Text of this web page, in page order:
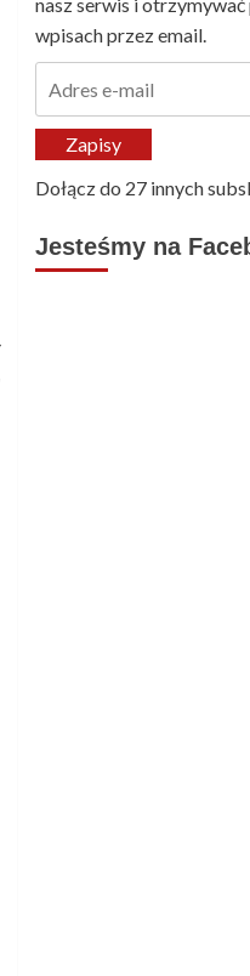
wpisach przez email.
mailZapisy
Dołącz do 27 innych
Jesteśmy na